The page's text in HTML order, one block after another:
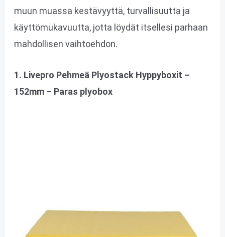
muun muassa kestävyyttä, turvallisuutta ja
käyttömukavuutta, jotta löydät itsellesi parhaan
mahdollisen vaihtoehdon.
1. Livepro Pehmeä Plyostack Hyppyboxit –
152mm – Paras plyobox